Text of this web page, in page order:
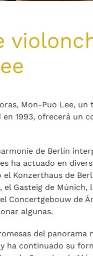
Mon-Puo Lee,
1993, ofrecerá un
de Berlín
ha actuado en
Konzerthaus de
el Gasteig de
Concertgebouw de
algunas.
del panorama
ha continuado su